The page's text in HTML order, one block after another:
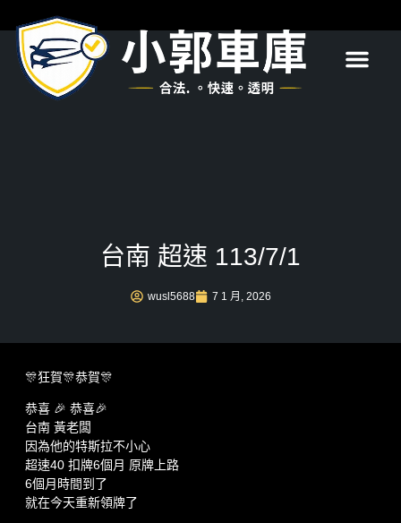
台南 超速 113/7/1
wusl5688 7 1 月, 2026
🎊狂賀🎊恭賀🎊
恭喜 🎉 恭喜🎉
台南 黃老闆
因為他的特斯拉不小心
超速40 扣牌6個月 原牌上路
6個月時間到了
就在今天重新領牌了